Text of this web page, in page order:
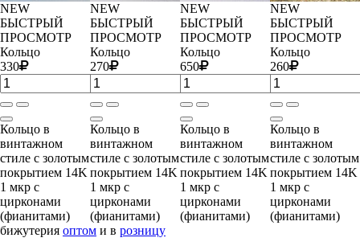
NEW
БЫСТРЫЙ
ПРОСМОТР
Кольцо
330
Кольцо в
винтажном
стиле с золотым
покрытием 14K
1 мкр с
цирконами
(фианитами)
NEW
БЫСТРЫЙ
ПРОСМОТР
Кольцо
270
Кольцо в
винтажном
стиле с золотым
покрытием 14K
1 мкр с
цирконами
(фианитами)
NEW
БЫСТРЫЙ
ПРОСМОТР
Кольцо
650
Кольцо в
винтажном
стиле с золотым
покрытием 14K
1 мкр с
цирконами
(фианитами)
NEW
БЫСТРЫЙ
ПРОСМОТР
Кольцо
260
Кольцо в
винтажном
стиле с золотым
покрытием 14K
1 мкр с
цирконами
(фианитами)
бижутерия оптом и в розницу